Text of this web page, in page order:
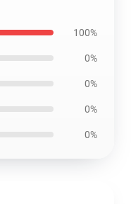
100%
0%
0%
0%
0%